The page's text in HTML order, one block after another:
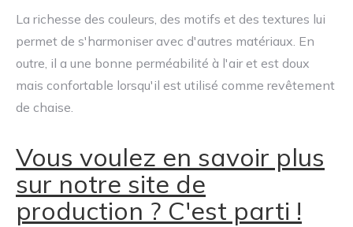
La richesse des couleurs, des motifs et des textures lui
permet de s'harmoniser avec d'autres matériaux. En
outre, il a une bonne perméabilité à l'air et est doux
mais confortable lorsqu'il est utilisé comme revêtement
de chaise.
Vous voulez en savoir plus
sur notre site de
production ? C'est parti !